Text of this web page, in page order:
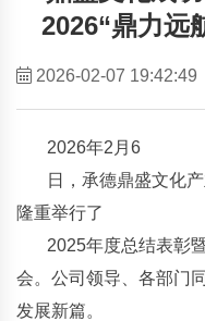
2026“鼎力远
2026-02-07 19:42:49
2026年2月6
日，承德鼎盛文化
隆重举行了
2025年度总结表彰
会。公司领导、各部门
发展新篇。